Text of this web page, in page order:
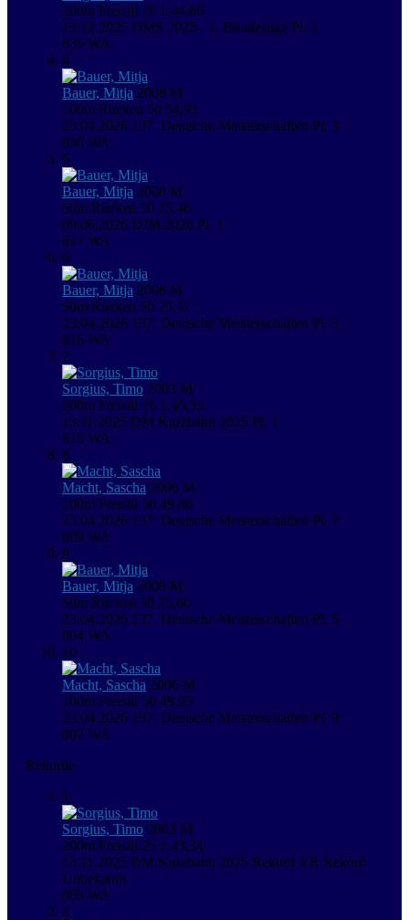
200m Freistil 25 1:44,66
13.12.2025 DMS 2025 - 1. Bundesliga Pl. 1
836 WA
4
Bauer, Mitja 2008 M
100m Rücken 50 54,91
23.04.2026 137. Deutsche Meisterschaften Pl. 3
830 WA
5
Bauer, Mitja 2008 M
50m Rücken 50 25,46
09.06.2026 DJM 2026 Pl. 1
817 WA
6
Bauer, Mitja 2008 M
50m Rücken 50 25,47
23.04.2026 137. Deutsche Meisterschaften Pl. 5
816 WA
7
Sorgius, Timo 2003 M
200m Freistil 25 1:45,55
13.11.2025 DM Kurzbahn 2025 Pl. 1
815 WA
8
Macht, Sascha 2006 M
100m Freistil 50 49,80
23.04.2026 137. Deutsche Meisterschaften Pl. 7
809 WA
9
Bauer, Mitja 2008 M
50m Rücken 50 25,60
23.04.2026 137. Deutsche Meisterschaften Pl. 5
804 WA
10
Macht, Sascha 2006 M
100m Freistil 50 49,95
23.04.2026 137. Deutsche Meisterschaften Pl. 9
802 WA
Rekorde
1
Sorgius, Timo 2003 M
200m Freistil 25 1:43,34
13.11.2025 DM Kurzbahn 2025 Rekord VR Rekord
Unbekannt
869 WA
2